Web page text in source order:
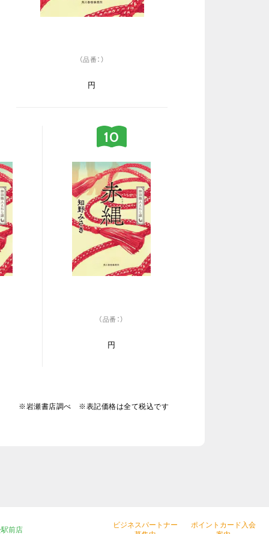
（品番：）
円
（品番：）
円
※岩瀬書店調べ ※表記価格は全て税込です
前店
ビジネスパートナー
ポイントカード入会